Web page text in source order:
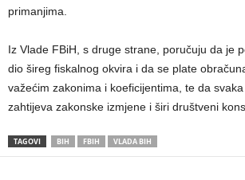
primanjima.
Iz Vlade FBiH, s druge strane, poručuju da je
dio šireg fiskalnog okvira i da se plate
važećim zakonima i koeficijentima, te da
zahtijeva zakonske izmjene i širi društveni
TAGOVI BIH FBIH VLADA BIH